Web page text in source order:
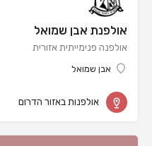
אולפנת אבן שמואל
אולפנה פנימייתית אזורית
אבן שמואל
אולפנות באזור הדרום